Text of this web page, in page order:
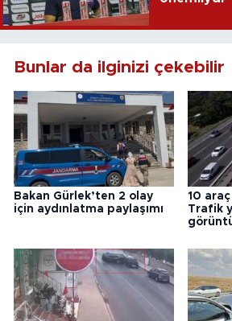
Bunlar da ilginizi çekebilir
Bakan Gürlek’ten 2 olay
için aydınlatma paylaşımı
10
Trafik